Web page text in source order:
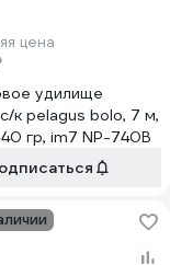
цена
удилище
к pelagus bolo, 7 м,
гр, im7 NP-740B